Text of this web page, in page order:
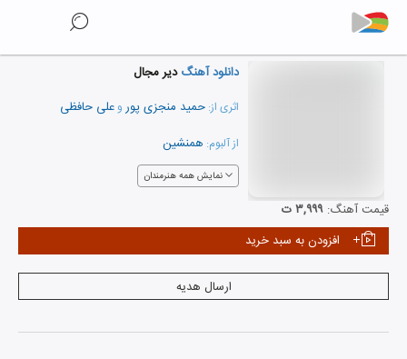
دانلود آهنگدیر مجال
اثری از: حمید منجزی پور و علی حافظی
از آلبوم: همنشین
نمایش همه هنرمندان
قیمت آهنگ: ۳,۹۹۹ ت
افزودن به سبد خرید
ارسال هدیه